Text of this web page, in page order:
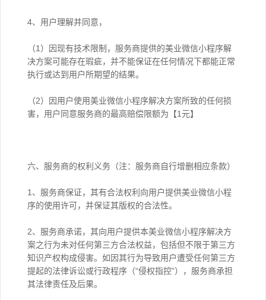
4、用户理解并同意，
（1）因现有技术限制，服务商提供的美业微信小程序解
决方案可能存在瑕疵，并不能保证在任何情况下都能正常
执行或达到用户所期望的结果。
（2）因用户使用美业微信小程序解决方案所致的任何损
害，用户同意服务商的最高赔偿限额为【1元】
六、服务商的权利义务（注：服务商自行增删相应条款）
1、服务商保证，其有合法权利向用户提供美业微信小程
序的使用许可，并保证其版权的合法性。
2、服务商承诺，其向用户提供本美业微信小程序解决方
案之行为未对任何第三方合法权益，包括但不限于第三方
知识产权构成侵害。如因其行为导致用户遭受任何第三方
提起的法律诉讼或行政程序（“侵权指控”），服务商承担
其法律责任及后果。